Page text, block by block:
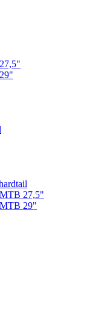
27,5"
29"
MTB 27,5"
MTB 29"